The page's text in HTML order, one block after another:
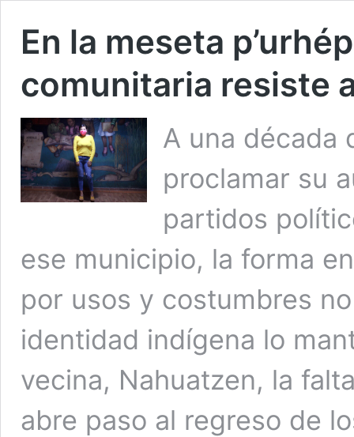
En la meseta
comunitaria resiste
A una década
proclamar su
partidos
ese municipio, la forma
por usos y costumbres
identidad indígena lo
vecina, Nahuatzen, la
abre paso al regreso de